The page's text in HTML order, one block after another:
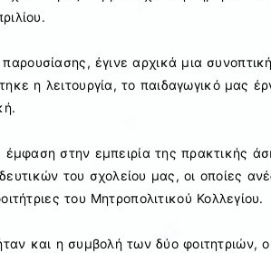
έγινε αρχικά μια
η λειτουργία, το παιδαγωγικό μας
έμφαση στην εμπειρία της πρακτικής
του σχολείου μας, οι οποίες
του Μητροπολιτικού Κολλεγίου.
και η συμβολή των δύο φοιτητριών,